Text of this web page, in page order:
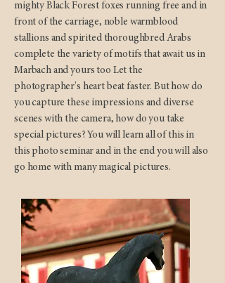
mighty Black Forest foxes running free and in
front of the carriage, noble warmblood
stallions and spirited thoroughbred Arabs
complete the variety of motifs that await us in
Marbach and yours too Let the
photographer's heart beat faster. But how do
you capture these impressions and diverse
scenes with the camera, how do you take
special pictures? You will learn all of this in
this photo seminar and in the end you will also
go home with many magical pictures.